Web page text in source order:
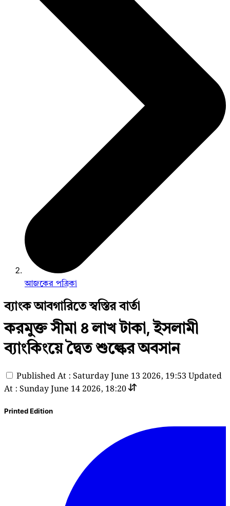
আজকের পত্রিকা
ব্যাংক আবগারিতে স্বস্তির বার্তা
করমুক্ত সীমা ৪ লাখ টাকা, ইসলামী
ব্যাংকিংয়ে দ্বৈত শুল্কের অবসান
Published At : Saturday June 13 2026, 19:53 Updated
At : Sunday June 14 2026, 18:20
Printed Edition